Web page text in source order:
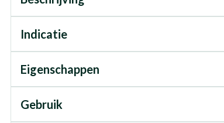
Indicatie
Eigenschappen
Gebruik